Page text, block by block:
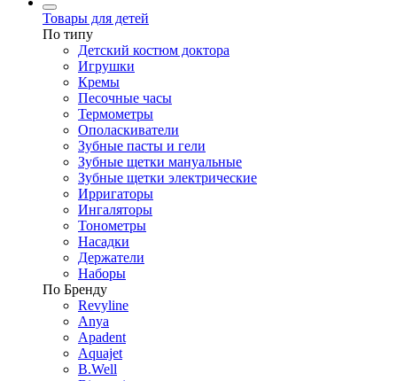
Товары для детей
По типу
Детский костюм доктора
Игрушки
Кремы
Песочные часы
Термометры
Ополаскиватели
Зубные пасты и гели
Зубные щетки мануальные
Зубные щетки электрические
Ирригаторы
Ингаляторы
Тонометры
Насадки
Держатели
Наборы
По Бренду
Revyline
Anya
Apadent
Aquajet
B.Well